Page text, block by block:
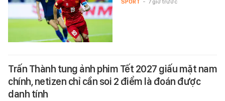
SPORT - 7 giờ trước
Trấn Thành tung ảnh phim Tết 2027 giấu mặt nam
chính, netizen chỉ cần soi 2 điểm là đoán được
danh tính